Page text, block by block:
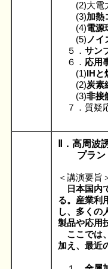
(2)大電力
(3)加熱
(4)電源
(5) ノイ
５． サン
６． 応用
(1) IH
(2)炭素
(3)非接
７．質疑
Ⅱ．高周波
プラント
＜講演要旨
日本国内
る。産業利
し、多くの
製品や応用
ここでは
加え、最近